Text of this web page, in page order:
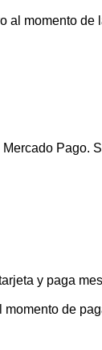
al momento de
Mercado Pago.
y paga
de